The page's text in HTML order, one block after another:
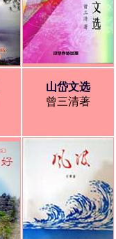
山岱文选
曾三清著